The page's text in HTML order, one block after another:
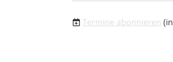
Termine abonnieren